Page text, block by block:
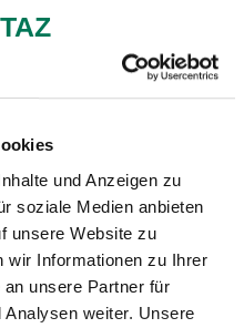
und Anzeigen zu
soziale Medien anbieten
unsere Website zu
wir Informationen zu Ihrer
unsere Partner für
weiter. Unsere